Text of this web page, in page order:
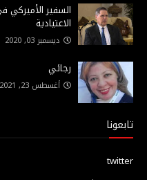
السفير الأميركي
الاعتيادية
ديسمبر 03, 2020
رجائي
أغسطس 23, 2021
تابعونا
twitter